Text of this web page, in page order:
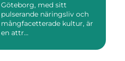
Göteborg, med sitt
pulserande näringsliv och
mångfacetterade kultur, är
en attr...